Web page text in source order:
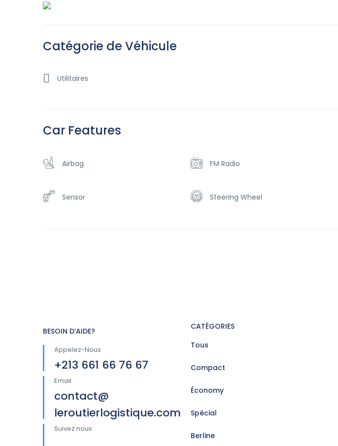
Catégorie de Véhicule
Utilitaires
Car Features
Airbag FM Radio
Sensor Steering Wheel
BESOIN D’AIDE?
Appelez-Nous
+213 661 66 76 67
Email
contact@
leroutierlogistique.com
Suivez nous
CATÉGORIES
Tous
Compact
Économy
Spécial
Berline